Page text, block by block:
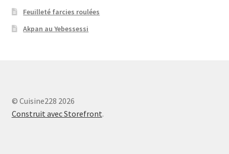
Feuilleté farcies roulées
Akpan au Yebessessi
© Cuisine228 2026
Construit avec Storefront.